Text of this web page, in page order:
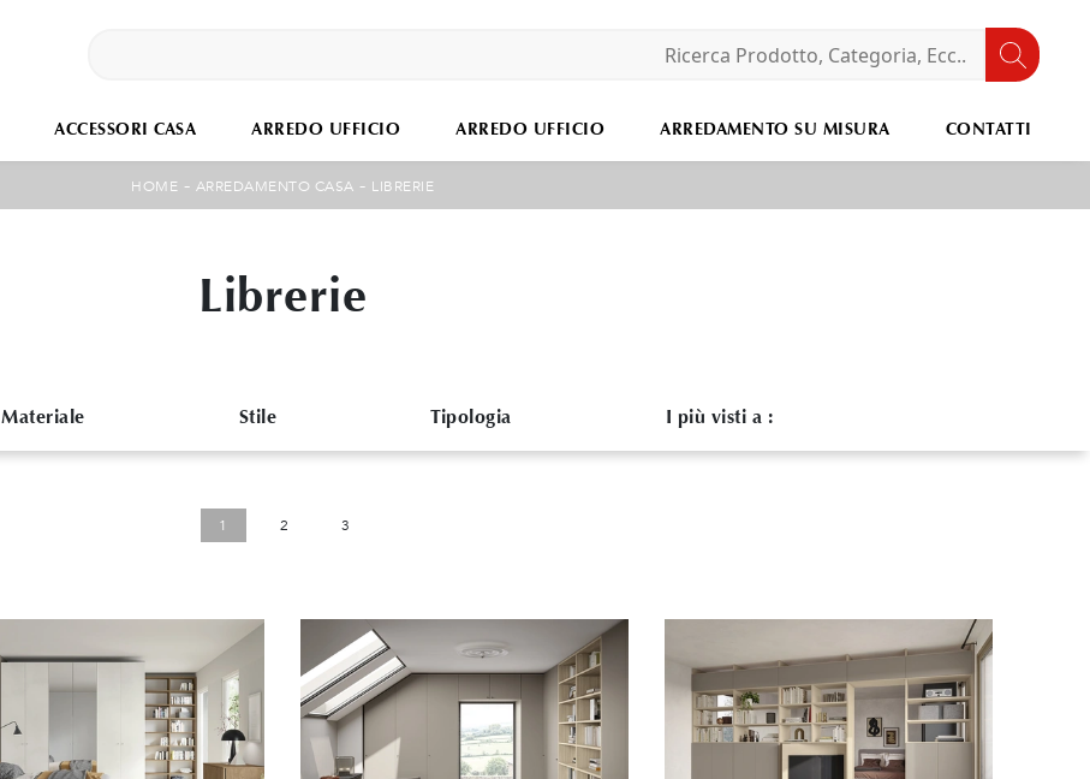
ACCESSORI CASA ARREDO UFFICIO ARREDO UFFICIO ARREDAMENTO SU MISURA CONTATTI
HOME - ARREDAMENTO CASA - LIBRERIE
Librerie
Materiale Stile Tipologia I più visti a :
1 2 3